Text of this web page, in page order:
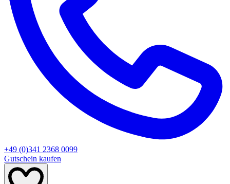
+49 (0)341 2368 0099
Gutschein kaufen